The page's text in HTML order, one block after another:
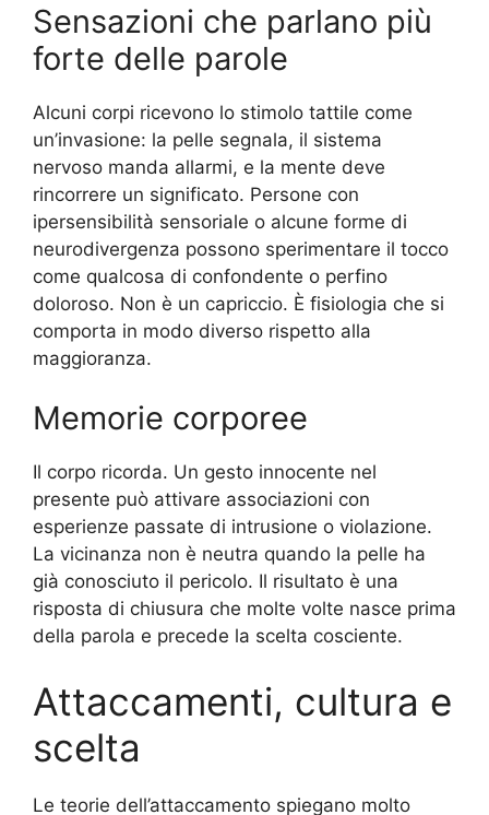
Sensazioni che parlano più
forte delle parole
Alcuni corpi ricevono lo stimolo tattile come
un’invasione: la pelle segnala, il sistema
nervoso manda allarmi, e la mente deve
rincorrere un significato. Persone con
ipersensibilità sensoriale o alcune forme di
neurodivergenza possono sperimentare il tocco
come qualcosa di confondente o perfino
doloroso. Non è un capriccio. È fisiologia che si
comporta in modo diverso rispetto alla
maggioranza.
Memorie corporee
Il corpo ricorda. Un gesto innocente nel
presente può attivare associazioni con
esperienze passate di intrusione o violazione.
La vicinanza non è neutra quando la pelle ha
già conosciuto il pericolo. Il risultato è una
risposta di chiusura che molte volte nasce prima
della parola e precede la scelta cosciente.
Attaccamenti, cultura e
scelta
Le teorie dell’attaccamento spiegano molto